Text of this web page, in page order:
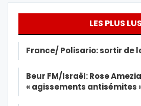
LES PLUS LUS
France/ Polisario: sortir de
Beur FM/Israël: Rose
« agissements antisémites